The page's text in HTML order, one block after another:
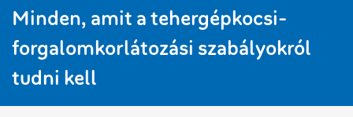
Minden, amit a tehergépkocsi-
forgalomkorlátozási szabályokról
tudni kell